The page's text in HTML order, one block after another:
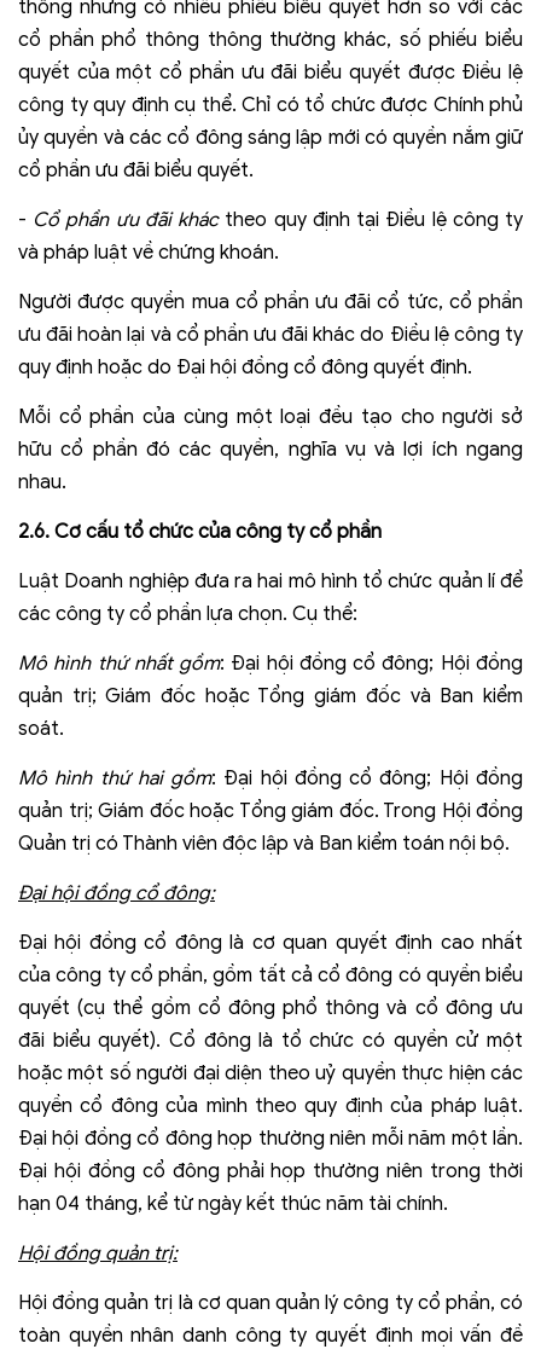
thông nhưng có nhiều phiếu biểu quyết hơn so với các
cổ phần phổ thông thông thường khác, số phiếu biểu
quyết của một cổ phần ưu đãi biểu quyết được Điều lệ
công ty quy định cụ thể. Chỉ có tổ chức được Chính phủ
ủy quyền và các cổ đông sáng lập mới có quyền nắm giữ
cổ phần ưu đãi biểu quyết.
- Cổ phần ưu đãi kháctheo quy định tại Điều lệ công ty
và pháp luật về chứng khoán.
Người được quyền mua cổ phần ưu đãi cổ tức, cổ phần
ưu đãi hoàn lại và cổ phần ưu đãi khác do Điều lệ công ty
quy định hoặc do Đại hội đồng cổ đông quyết định.
Mỗi cổ phần của cùng một loại đều tạo cho người sở
hữu cổ phần đó các quyền, nghĩa vụ và lợi ích ngang
nhau.
2.6. Cơ cấu tổ chức của công ty cổ phần
Luật Doanh nghiệp đưa ra hai mô hình tổ chức quản lí để
các công ty cổ phần lựa chọn. Cụ thể:
Mô hình thứ nhất gồm: Đại hội đồng cổ đông; Hội đồng
quản trị; Giám đốc hoặc Tổng giám đốc và Ban kiểm
soát.
Mô hình thứ hai gồm: Đại hội đồng cổ đông; Hội đồng
quản trị; Giám đốc hoặc Tổng giám đốc. Trong Hội đồng
Quản trị có Thành viên độc lập và Ban kiểm toán nội bộ.
Đại hội đồng cổ đông:
Đại hội đồng cổ đông là cơ quan quyết định cao nhất
của công ty cổ phần, gồm tất cả cổ đông có quyền biểu
quyết (cụ thể gồm cổ đông phổ thông và cổ đông ưu
đãi biểu quyết). Cổ đông là tổ chức có quyền cử một
hoặc một số người đại diện theo uỷ quyền thực hiện các
quyền cổ đông của mình theo quy định của pháp luật.
Đại hội đồng cổ đông họp thường niên mỗi năm một lần.
Đại hội đồng cổ đông phải họp thường niên trong thời
hạn 04 tháng, kể từ ngày kết thúc năm tài chính.
Hội đồng quản trị:
Hội đồng quản trị là cơ quan quản lý công ty cổ phần, có
toàn quyền nhân danh công ty quyết định mọi vấn đề